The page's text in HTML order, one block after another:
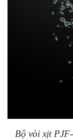
Bộ vòi xịt